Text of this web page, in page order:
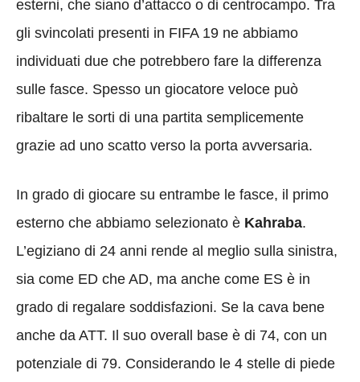
esterni, che siano d’attacco o di centrocampo. Tra
gli svincolati presenti in FIFA 19 ne abbiamo
individuati due che potrebbero fare la differenza
sulle fasce. Spesso un giocatore veloce può
ribaltare le sorti di una partita semplicemente
grazie ad uno scatto verso la porta avversaria.
In grado di giocare su entrambe le fasce, il primo
esterno che abbiamo selezionato è Kahraba.
L’egiziano di 24 anni rende al meglio sulla sinistra,
sia come ED che AD, ma anche come ES è in
grado di regalare soddisfazioni. Se la cava bene
anche da ATT. Il suo overall base è di 74, con un
potenziale di 79. Considerando le 4 stelle di piede